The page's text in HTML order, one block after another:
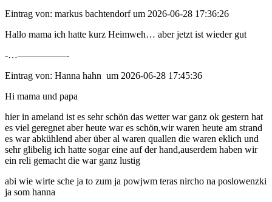
Eintrag von: markus bachtendorf um 2026-06-28 17:36:26
Hallo mama ich hatte kurz Heimweh… aber jetzt ist wieder gut
-…—————-
Eintrag von: Hanna hahn um 2026-06-28 17:45:36
Hi mama und papa
hier in ameland ist es sehr schön das wetter war ganz ok gestern hat
es viel geregnet aber heute war es schön,wir waren heute am strand
es war abkühlend aber über al waren quallen die waren eklich und
sehr glibelig ich hatte sogar eine auf der hand,auserdem haben wir
ein reli gemacht die war ganz lustig
abi wie wirte sche ja to zum ja powjwm teras nircho na poslowenzki
ja som hanna